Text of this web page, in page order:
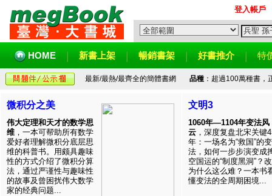
登入帳戶
HOME 新書上架 暢銷書架 好書推介 特
最新/最熱/最齊全的簡體書網 品種：超過100萬種書，
微积分之美
伟大定理和天才的数学思
维 ，一本可帮助所有数学
爱好者理解微积分底层思
维的科普书。用颇具趣味
性的方式介绍了微积分算
法，通过严谨性与趣味性
的故事及曾困扰伟大数学
家的经典问题...
文明3
1060年—1104年变法风
云 ，深度复盘北宋关键
年：一场名为“救国”的变
法，如何一步步演变成
空国运的“制度黑洞”？
为什么这么难？一本书
懂变法的全周期困境...